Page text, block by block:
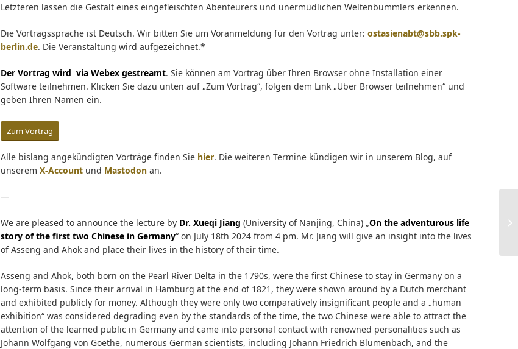
Letzteren lassen die Gestalt eines eingefleischten Abenteurers und unermüdlichen Weltenbummlers erkennen.
Die Vortragssprache ist Deutsch. Wir bitten Sie um Voranmeldung für den Vortrag unter: ostasienabt@sbb.spk-
berlin.de. Die Veranstaltung wird aufgezeichnet.*
Der Vortrag wird via Webex gestreamt. Sie können am Vortrag über Ihren Browser ohne Installation einer
Software teilnehmen. Klicken Sie dazu unten auf „Zum Vortrag“, folgen dem Link „Über Browser teilnehmen“ und
geben Ihren Namen ein.
Zum Vortrag
Alle bislang angekündigten Vorträge finden Sie hier. Die weiteren Termine kündigen wir in unserem Blog, auf
unserem X-Accountund Mastodonan.
—
We are pleased to announce the lecture by Dr. Xueqi Jiang (University of Nanjing, China) „On the adventurous life
story of the first two Chinese in Germany“ on July 18th 2024 from 4 pm. Mr. Jiang will give an insight into the lives
of Asseng and Ahok and place their lives in the history of their time.
Asseng and Ahok, both born on the Pearl River Delta in the 1790s, were the first Chinese to stay in Germany on a
long-term basis. Since their arrival in Hamburg at the end of 1821, they were shown around by a Dutch merchant
and exhibited publicly for money. Although they were only two comparatively insignificant people and a „human
exhibition“ was considered degrading even by the standards of the time, the two Chinese were able to attract the
attention of the learned public in Germany and came into personal contact with renowned personalities such as
Johann Wolfgang von Goethe, numerous German scientists, including Johann Friedrich Blumenbach, and the